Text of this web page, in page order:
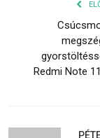
Redmi Note